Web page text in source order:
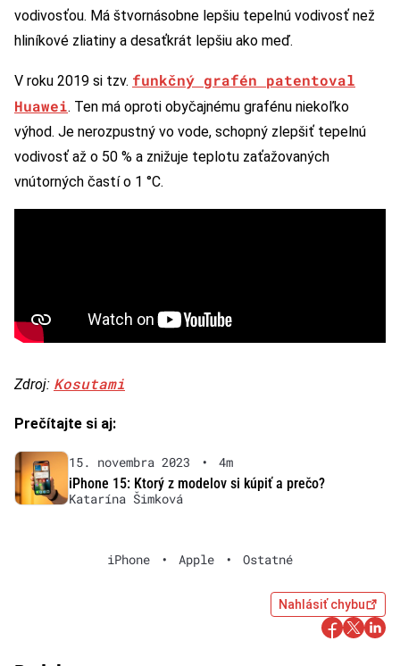
vodivosťou. Má štvornásobne lepšiu tepelnú vodivosť než
hliníkové zliatiny a desaťkrát lepšiu ako meď.
V roku 2019 si tzv. funkčný grafén patentoval
Huawei. Ten má oproti obyčajnému grafénu niekoľko
výhod. Je nerozpustný vo vode, schopný zlepšiť tepelnú
vodivosť až o 50 % a znižuje teplotu zaťažovaných
vnútorných častí o 1 °C.
Zdroj: Kosutami
Prečítajte si aj:
15. novembra 2023 •
4m
iPhone 15: Ktorý z modelov si kúpiť a prečo?
Katarína Šimková
iPhone • Apple • Ostatné
Nahlásiť chybu